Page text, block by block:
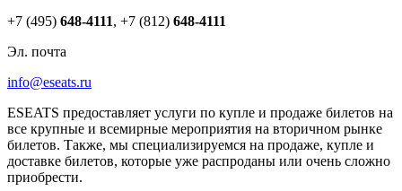
+7 (495) 648-4111, +7 (812) 648-4111
Эл. почта
info@eseats.ru
ESEATS предоставляет услуги по купле и продаже билетов на
все крупные и всемирные мероприятия на вторичном рынке
билетов. Также, мы специализируемся на продаже, купле и
доставке билетов, которые уже распроданы или очень сложно
приобрести.